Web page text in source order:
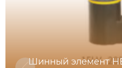
Шинный элемент